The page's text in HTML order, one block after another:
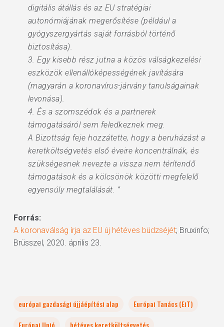
digitális átállás és az EU stratégiai
autonómiájának megerősítése (például a
gyógyszergyártás saját forrásból történő
biztosítása).
3. Egy kisebb rész jutna a közös válságkezelési
eszközök ellenállóképességének javítására
(magyarán a koronavírus-járvány tanulságainak
levonása).
4. És a szomszédok és a partnerek
támogatásáról sem feledkeznek meg.
A Bizottság feje hozzátette, hogy a beruházást a
keretköltségvetés első éveire koncentrálnák, és
szükségesnek nevezte a vissza nem térítendő
támogatások és a kölcsönök közötti megfelelő
egyensúly megtalálását. ”
Forrás:
A koronaválság írja az EU új hétéves büdzséjét; Bruxinfo;
Brüsszel, 2020. április 23.
európai gazdasági újjáépítési alap
Európai Tanács (EiT)
Európai Unió
hétéves keretköltségvetés